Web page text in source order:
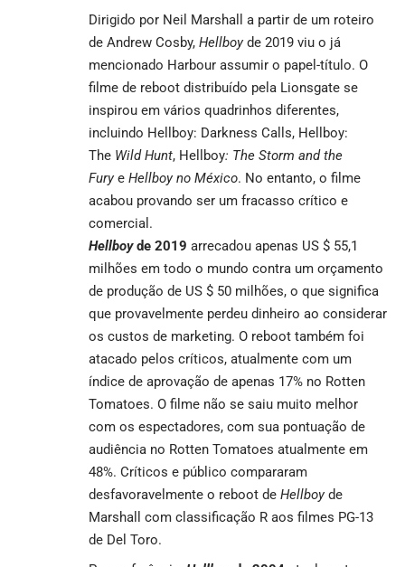
Dirigido por Neil Marshall a partir de um roteiro
de Andrew Cosby, Hellboyde 2019 viu o já
mencionado Harbour assumir o papel-título. O
filme de reboot distribuído pela Lionsgate se
inspirou em vários quadrinhos diferentes,
incluindo Hellboy: Darkness Calls, Hellboy:
The Wild Hunt, Hellboy: The Storm and the
Furye Hellboy no México. No entanto, o filme
acabou provando ser um fracasso crítico e
comercial.
Hellboyde 2019 arrecadou apenas US $ 55,1
milhões em todo o mundo contra um orçamento
de produção de US $ 50 milhões, o que significa
que provavelmente perdeu dinheiro ao considerar
os custos de marketing. O reboot também foi
atacado pelos críticos, atualmente com um
índice de aprovação de apenas 17% no Rotten
Tomatoes. O filme não se saiu muito melhor
com os espectadores, com sua pontuação de
audiência no Rotten Tomatoes atualmente em
48%. Críticos e público compararam
desfavoravelmente o reboot de Hellboyde
Marshall com classificação R aos filmes PG-13
de Del Toro.